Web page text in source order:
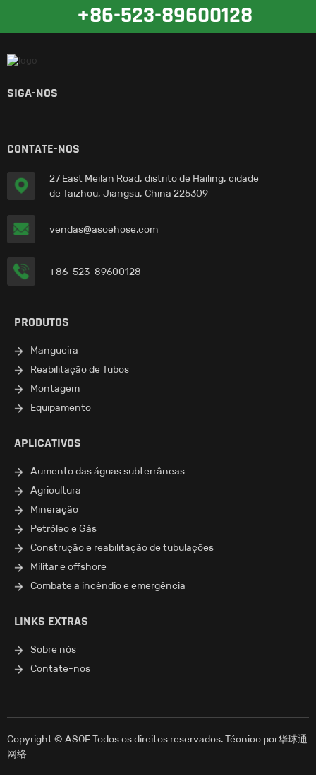
U
+86-523-89600128
SIGA-NOS
CONTATE-NOS
27 East Meilan Road, distrito de Hailing, cidade
de Taizhou, Jiangsu, China 225309
vendas@asoehose.com
+86-523-89600128
PRODUTOS
Mangueira
Reabilitação de Tubos
Montagem
Equipamento
APLICATIVOS
Aumento das águas subterrâneas
Agricultura
Mineração
Petróleo e Gás
Construção e reabilitação de tubulações
Militar e offshore
Combate a incêndio e emergência
LINKS EXTRAS
Sobre nós
Contate-nos
Copyright © ASOE Todos os direitos reservados. Técnico por华球通
网络